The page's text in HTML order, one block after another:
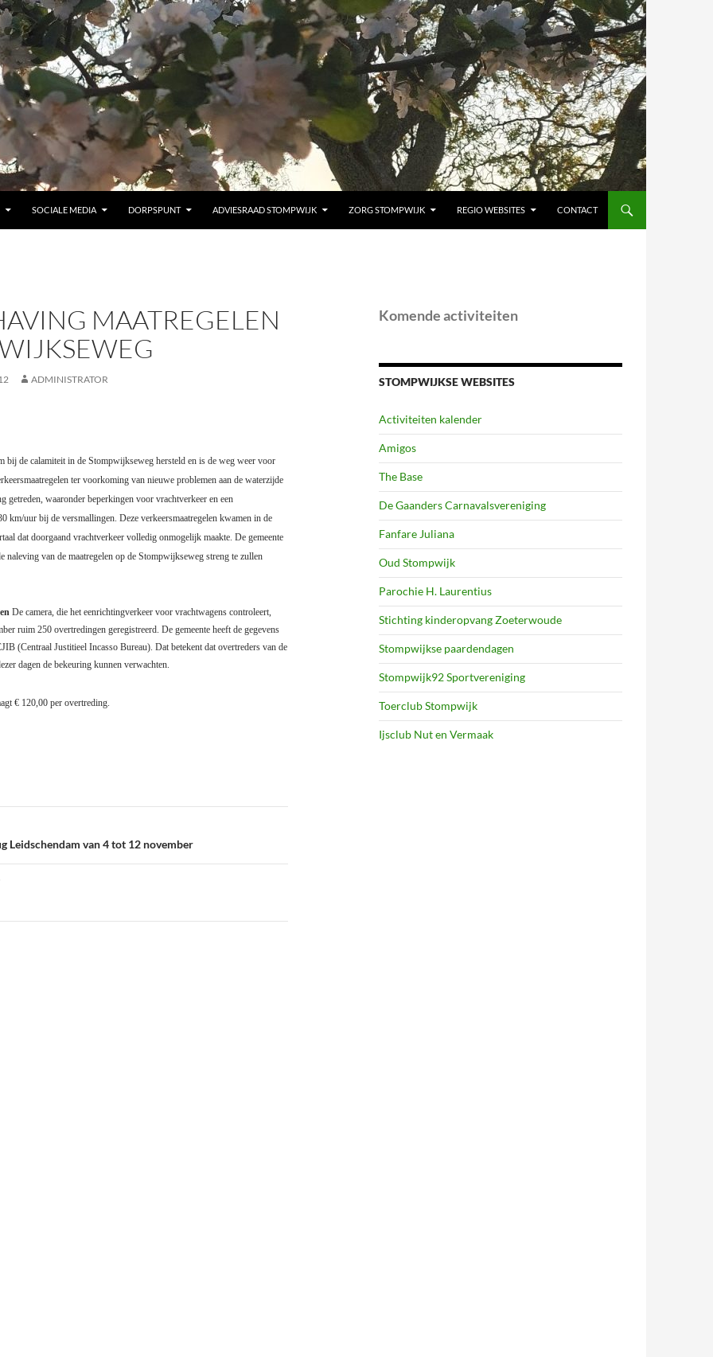
SOCIALE MEDIA DORPSPUNT ADVIESRAAD STOMPWIJK ZORG STOMPWIJK REGIO WEBSITES CONTACT
MAATREGELEN
ADMINISTRATOR
bij de calamiteit in de Stompwijkseweg hersteld en is de weg weer voor
ter voorkoming van nieuwe problemen aan de waterzijde
getreden, waaronder beperkingen voor vrachtverkeer en een
km/uur bij de versmallingen. Deze verkeersmaatregelen kwamen in de
dat doorgaand vrachtverkeer volledig onmogelijk maakte. De gemeente
naleving van de maatregelen op de Stompwijkseweg streng te zullen
De camera, die het eenrichtingverkeer voor vrachtwagens controleert,
ruim 250 overtredingen geregistreerd. De gemeente heeft de gegevens
(Centraal Justitieel Incasso Bureau). Dat betekent dat overtreders van de
dagen de bekeuring kunnen verwachten.
€ 120,00 per overtreding.
Leidschendam van 4 tot 12 november
Komende activiteiten
STOMPWIJKSE WEBSITES
Activiteiten kalender
Amigos
The Base
De Gaanders Carnavalsvereniging
Fanfare Juliana
Oud Stompwijk
Parochie H. Laurentius
Stichting kinderopvang Zoeterwoude
Stompwijkse paardendagen
Stompwijk92 Sportvereniging
Toerclub Stompwijk
Ijsclub Nut en Vermaak